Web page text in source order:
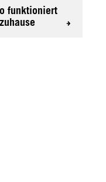
funktioniert